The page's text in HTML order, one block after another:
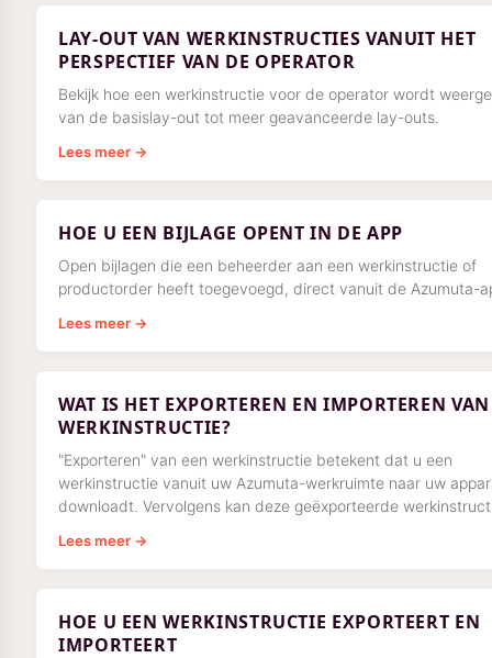
LAY-OUT VAN WERKINSTRUCTIES VANUIT HET
PERSPECTIEF VAN DE OPERATOR
Bekijk hoe een werkinstructie voor de operator wordt
van de basislay-out tot meer geavanceerde lay-outs.
Lees meer →
HOE U EEN BIJLAGE OPENT IN DE APP
Open bijlagen die een beheerder aan een werkinstructie of
productorder heeft toegevoegd, direct vanuit de Azumuta-
Lees meer →
WAT IS HET EXPORTEREN EN IMPORTEREN
WERKINSTRUCTIE?
"Exporteren" van een werkinstructie betekent dat u een
werkinstructie vanuit uw Azumuta-werkruimte naar uw
downloadt. Vervolgens kan deze geëxporteerde
Lees meer →
HOE U EEN WERKINSTRUCTIE EXPORTEERT EN
IMPORTEERT